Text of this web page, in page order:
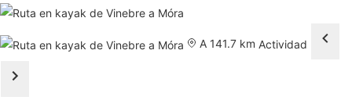
A 141.7 km Actividad